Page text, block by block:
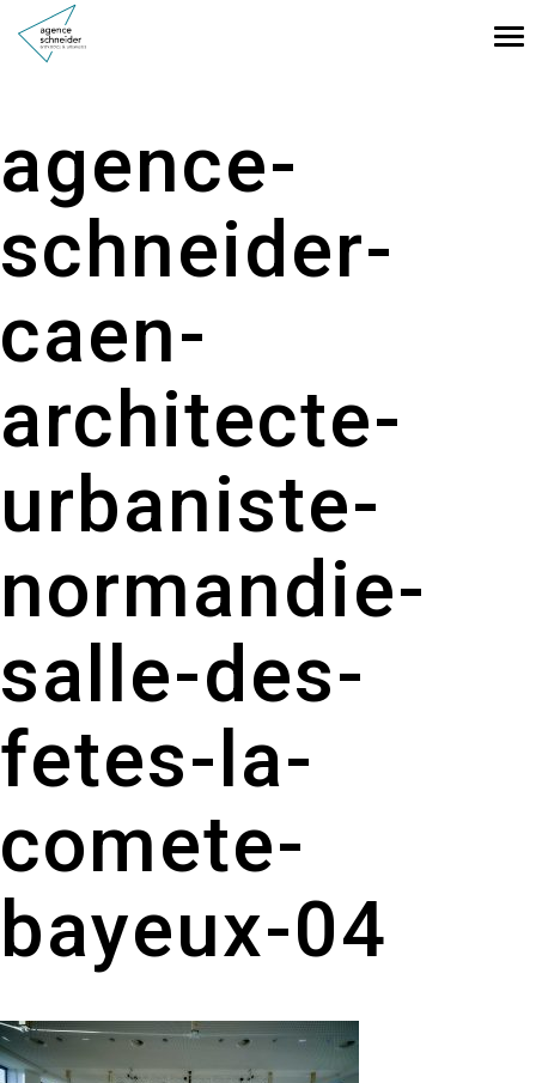
agence-
schneider-
caen-
architecte-
urbaniste-
normandie-
salle-des-
fetes-la-
comete-
bayeux-04